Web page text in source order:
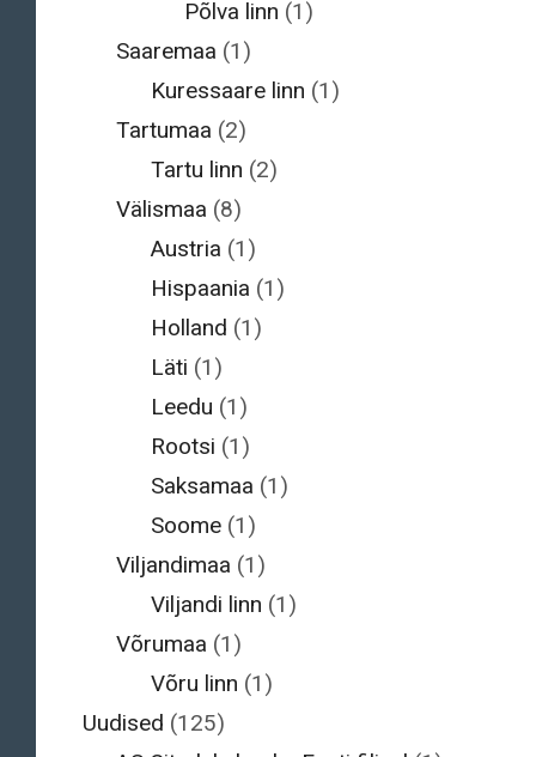
Põlva linn (1)
Saaremaa (1)
Kuressaare linn (1)
Tartumaa (2)
Tartu linn (2)
Välismaa (8)
Austria (1)
Hispaania (1)
Holland (1)
Läti (1)
Leedu (1)
Rootsi (1)
Saksamaa (1)
Soome(1)
Viljandimaa (1)
Viljandi linn (1)
Võrumaa (1)
Võru linn (1)
Uudised (125)